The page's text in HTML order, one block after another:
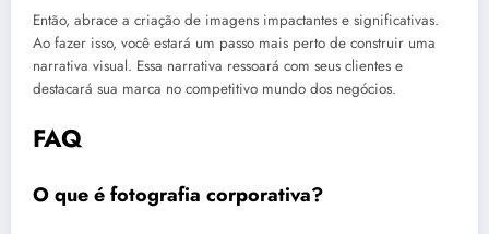
Então, abrace a criação de imagens impactantes e significativas.
Ao fazer isso, você estará um passo mais perto de construir uma
narrativa visual. Essa narrativa ressoará com seus clientes e
destacará sua marca no competitivo mundo dos negócios.
FAQ
O que é fotografia corporativa?